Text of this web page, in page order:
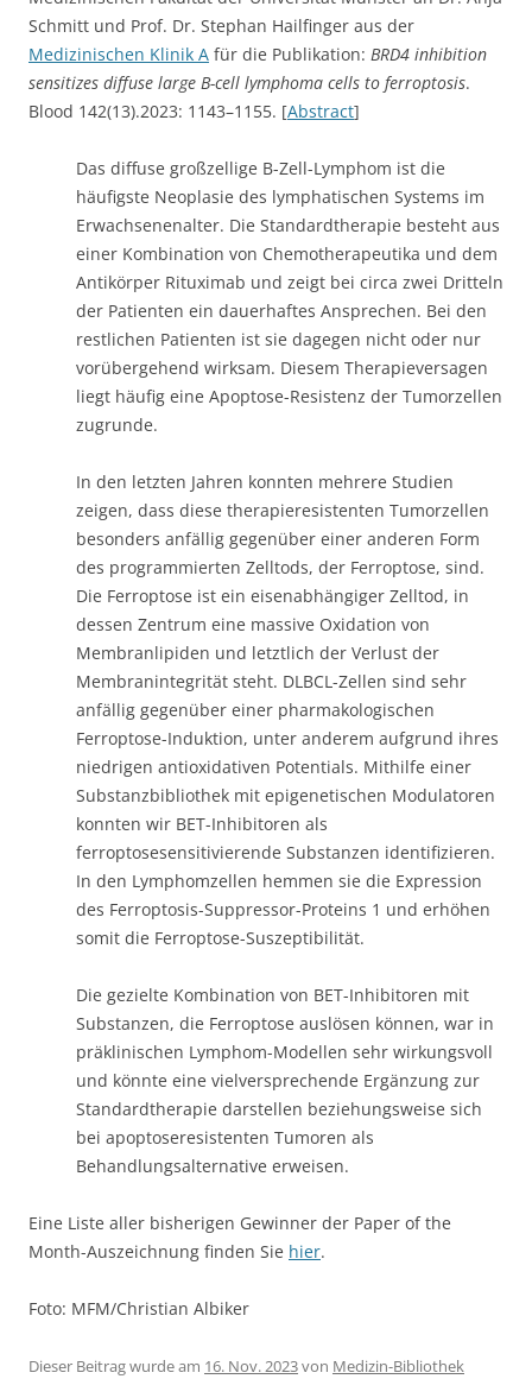
Schmitt und Prof. Dr. Stephan Hailfinger aus der
Medizinischen Klinik A für die Publikation: BRD4 inhibition
sensitizes diffuse large B-cell lymphoma cells to ferroptosis.
Blood 142(13).2023: 1143–1155. [Abstract]
Das diffuse großzellige B-Zell-Lymphom ist die
häufigste Neoplasie des lymphatischen Systems im
Erwachsenenalter. Die Standardtherapie besteht aus
einer Kombination von Chemotherapeutika und dem
Antikörper Rituximab und zeigt bei circa zwei Dritteln
der Patienten ein dauerhaftes Ansprechen. Bei den
restlichen Patienten ist sie dagegen nicht oder nur
vorübergehend wirksam. Diesem Therapieversagen
liegt häufig eine Apoptose-Resistenz der Tumorzellen
zugrunde.
In den letzten Jahren konnten mehrere Studien
zeigen, dass diese therapieresistenten Tumorzellen
besonders anfällig gegenüber einer anderen Form
des programmierten Zelltods, der Ferroptose, sind.
Die Ferroptose ist ein eisenabhängiger Zelltod, in
dessen Zentrum eine massive Oxidation von
Membranlipiden und letztlich der Verlust der
Membranintegrität steht. DLBCL-Zellen sind sehr
anfällig gegenüber einer pharmakologischen
Ferroptose-Induktion, unter anderem aufgrund ihres
niedrigen antioxidativen Potentials. Mithilfe einer
Substanzbibliothek mit epigenetischen Modulatoren
konnten wir BET-Inhibitoren als
ferroptosesensitivierende Substanzen identifizieren.
In den Lymphomzellen hemmen sie die Expression
des Ferroptosis-Suppressor-Proteins 1 und erhöhen
somit die Ferroptose-Suszeptibilität.
Die gezielte Kombination von BET-Inhibitoren mit
Substanzen, die Ferroptose auslösen können, war in
präklinischen Lymphom-Modellen sehr wirkungsvoll
und könnte eine vielversprechende Ergänzung zur
Standardtherapie darstellen beziehungsweise sich
bei apoptoseresistenten Tumoren als
Behandlungsalternative erweisen.
Eine Liste aller bisherigen Gewinner der Paper of the
Month-Auszeichnung finden Sie hier.
Foto: MFM/Christian Albiker
Dieser Beitrag wurde am 16. Nov. 2023von Medizin-Bibliothek